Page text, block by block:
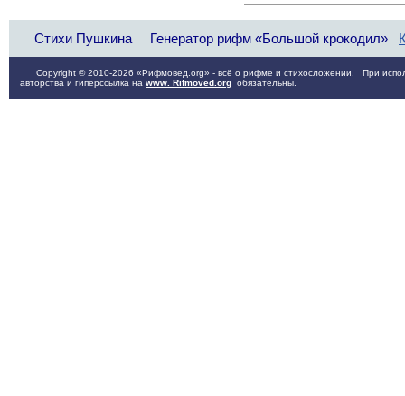
Стихи Пушкина Генератор рифм «Большой крокодил»
Copyright © 2010-2026 «Рифмовед.org» - всё о рифме и стихосложении. При
авторства и гиперссылка на www. Rifmoved.org обязательны.